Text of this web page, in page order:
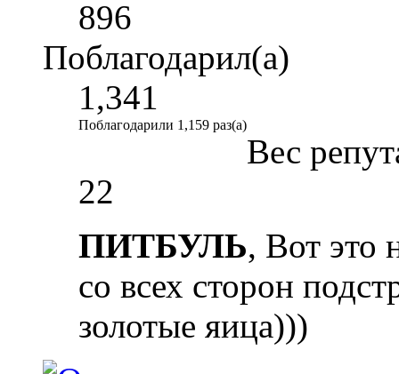
896
Поблагодарил(а)
1,341
Поблагодарили 1,159 раз(а)
Вес
22
ПИТБУЛЬ, Вот это
со всех сторон
золотые яица)))